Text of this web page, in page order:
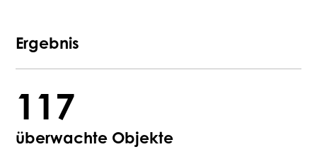
Ergebnis
117
überwachte Objekte